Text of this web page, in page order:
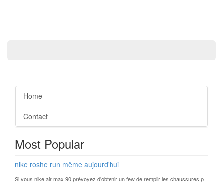
Home
Contact
Most Popular
nike roshe run même aujourd'hui
Si vous nike air max 90 prévoyez d'obtenir un few de remplir les chaussures p